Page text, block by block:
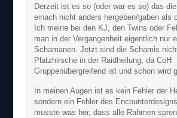
Derzeit ist es so (oder war es so) das
einach nicht anders hergeben/gaben als
Ich meine bei den KJ, den Twins oder
man in der Vergangenheit eigentlich nur
Schamanen. Jetzt sind die Schamis
Platzhirsche in der Raidheilung, da CoH
Gruppenübergreifend ist und schon wird
In meinen Augen ist es kein Fehler der
sondern ein Fehler des
musste was her, dass alle Rahmen